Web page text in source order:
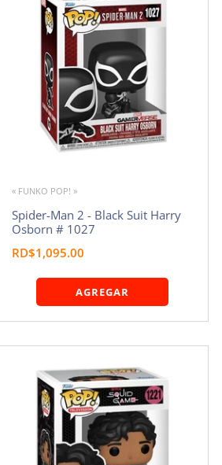
« FUNKO POP! »
Spider-Man 2 - Black Suit Harry
Osborn # 1027
RD$1,095.00
AGREGAR